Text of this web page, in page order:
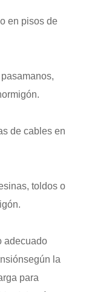
en pisos de
de cables en
toldos o
adecuado
según la
para